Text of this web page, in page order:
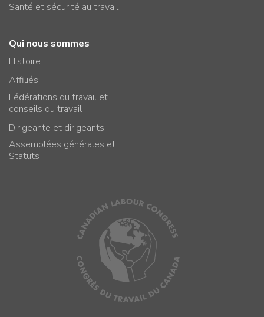
Santé et sécurité au travail
Qui nous sommes
Histoire
Affiliés
Fédérations du travail et
conseils du travail
Dirigeante et dirigeants
Assemblées générales et
Statuts